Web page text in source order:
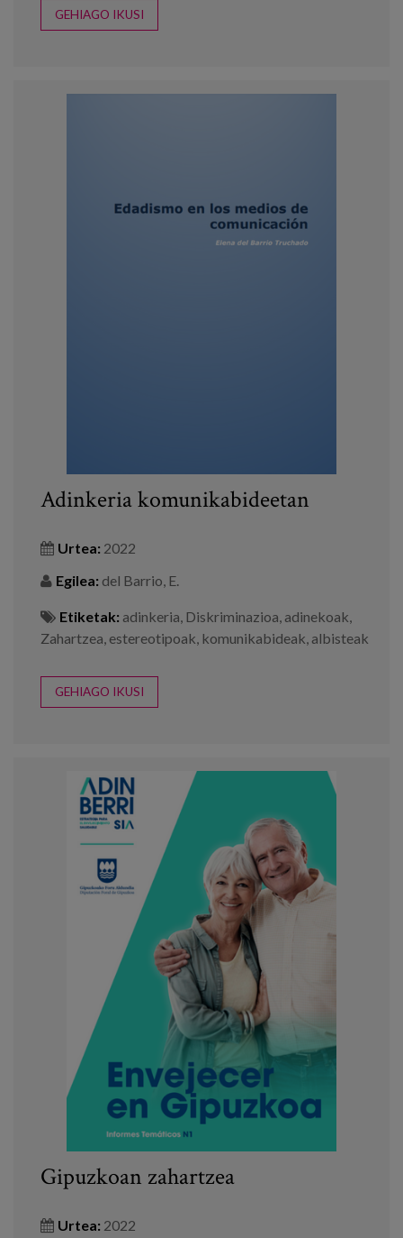
GEHIAGO IKUSI
Adinkeria komunikabideetan
Urtea: 2022
Egilea: del Barrio, E.
Etiketak: adinkeria, Diskriminazioa, adinekoak,
Zahartzea, estereotipoak, komunikabideak, albisteak
GEHIAGO IKUSI
Gipuzkoan zahartzea
Urtea: 2022